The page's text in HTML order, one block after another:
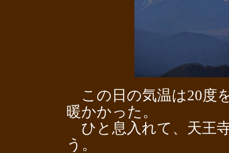
この日の気温は20度
暖かかった。
ひと息入れて、天王
う。